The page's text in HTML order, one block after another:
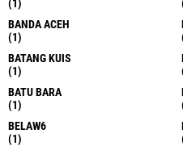
(1)
BANDA ACEH
(1)
BATANG KUIS
(1)
BATU BARA
(1)
BELAW6
(1)